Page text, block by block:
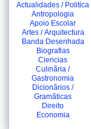
Actualidades / Politica
Antropologia
Apoio Escolar
Artes / Arquitectura
Banda Desenhada
Biografias
Ciencias
Culinãria /
Gastronomia
Dicionãrios /
Gramãticas
Direito
Economia